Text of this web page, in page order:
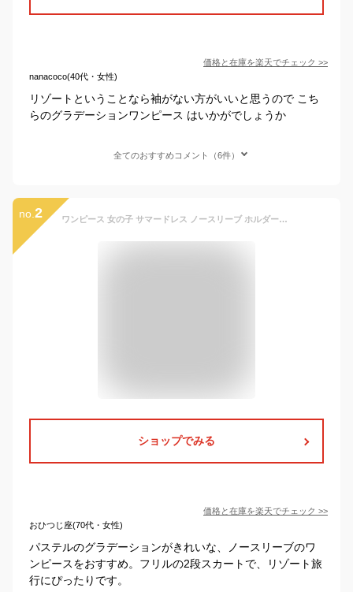
価格と在庫を楽天でチェック >>
nanacoco(40代・女性)
リゾートということなら袖がない方がいいと思うので こち
らのグラデーションワンピース はいかがでしょうか
全てのおすすめコメント（6件）
no. 2 ワンピース 女の子 サマードレス ノースリーブ ホルダーネック サイドネックリボン サンドレス フリル フレア ぼかし パステル 無地 グラデーション ライトカラー 6種 2段スカート サスペンダー フローラル
ショップでみる
価格と在庫を楽天でチェック >>
おひつじ座(70代・女性)
パステルのグラデーションがきれいな、ノースリーブのワ
ンピースをおすすめ。フリルの2段スカートで、リゾート旅
行にぴったりです。